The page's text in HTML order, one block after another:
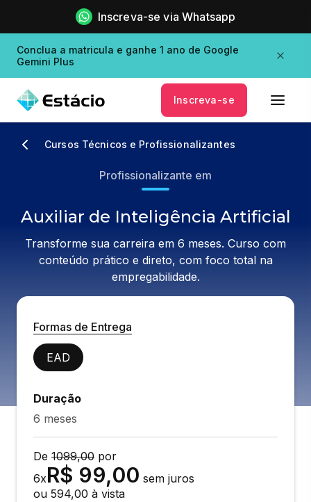
Inscreva-se via Whatsapp
Conclua a matricula e ganhe 1 ano de Google
Gemini Plus
Inscreva-se
Cursos Técnicos e Profissionalizantes
Profissionalizante em
Auxiliar de Inteligência Artificial
Transforme sua carreira em 6 meses. Curso com
conteúdo prático e direto, com foco total na
empregabilidade.
Formas de Entrega
EAD
Duração
6 meses
De 1099,00 por
6xR$ 99,00 sem juros
ou 594,00 à vista